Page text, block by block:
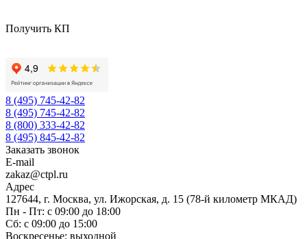
Получить КП
8 (495) 745-42-82
8 (495) 745-42-82
8 (800) 333-42-82
8 (495) 845-42-82
Заказать звонок
E-mail
zakaz@ctpl.ru
Адрес
127644, г. Москва, ул. Ижорская, д. 15 (78-й километр МКАД)
Пн - Пт: с 09:00 до 18:00
Сб: с 09:00 до 15:00
Воскресенье: выходной